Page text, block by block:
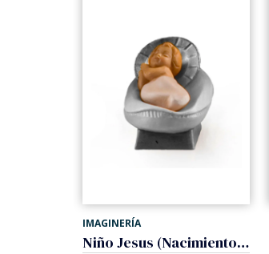
IMAGINERÍA
Niño Jesus (Nacimiento Gloria)